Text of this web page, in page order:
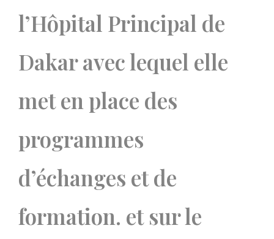
l’Hôpital Principal de
Dakar avec lequel elle
met en place des
programmes
d’échanges et de
formation. et sur le